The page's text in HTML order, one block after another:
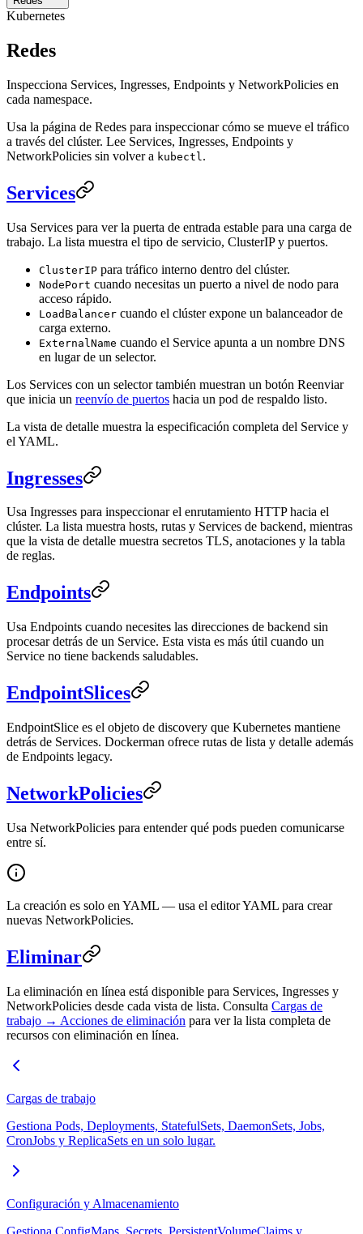
Kubernetes
Redes
Inspecciona Services, Ingresses, Endpoints y NetworkPolicies en
cada namespace.
Usa la página de Redes para inspeccionar cómo se mueve el tráfico
a través del clúster. Lee Services, Ingresses, Endpoints y
NetworkPolicies sin volver a kubectl .
Services
Usa Services para ver la puerta de entrada estable para una carga de
trabajo. La lista muestra el tipo de servicio, ClusterIP y puertos.
ClusterIP para tráfico interno dentro del clúster.
NodePort cuando necesitas un puerto a nivel de nodo para
acceso rápido.
LoadBalancer cuando el clúster expone un balanceador de
carga externo.
ExternalName cuando el Service apunta a un nombre DNS
en lugar de un selector.
Los Services con un selector también muestran un botón Reenviar
que inicia un reenvío de puertos hacia un pod de respaldo listo.
La vista de detalle muestra la especificación completa del Service y
el YAML.
Ingresses
Usa Ingresses para inspeccionar el enrutamiento HTTP hacia el
clúster. La lista muestra hosts, rutas y Services de backend, mientras
que la vista de detalle muestra secretos TLS, anotaciones y la tabla
de reglas.
Endpoints
Usa Endpoints cuando necesites las direcciones de backend sin
procesar detrás de un Service. Esta vista es más útil cuando un
Service no tiene backends saludables.
EndpointSlices
EndpointSlice es el objeto de discovery que Kubernetes mantiene
detrás de Services. Dockerman ofrece rutas de lista y detalle además
de Endpoints legacy.
NetworkPolicies
Usa NetworkPolicies para entender qué pods pueden comunicarse
entre sí.
La creación es solo en YAML — usa el editor YAML para crear
nuevas NetworkPolicies.
Eliminar
La eliminación en línea está disponible para Services, Ingresses y
NetworkPolicies desde cada vista de lista. Consulta Cargas de
trabajo → Acciones de eliminación para ver la lista completa de
recursos con eliminación en línea.
Cargas de trabajo
Gestiona Pods, Deployments, StatefulSets, DaemonSets, Jobs,
CronJobs y ReplicaSets en un solo lugar.
Configuración y Almacenamiento
Gestiona ConfigMaps, Secrets, PersistentVolumeClaims y